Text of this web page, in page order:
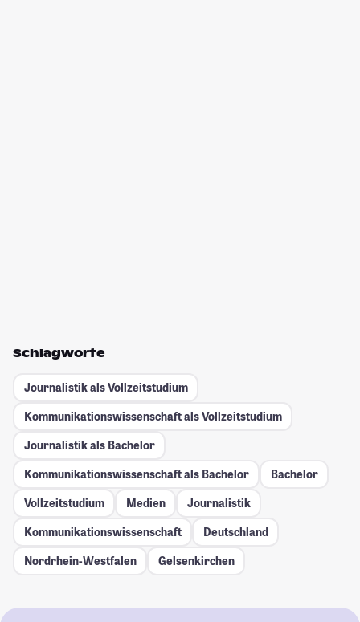
Schlagworte
Journalistik als Vollzeitstudium
Kommunikationswissenschaft als Vollzeitstudium
Journalistik als Bachelor
Kommunikationswissenschaft als Bachelor
Bachelor
Vollzeitstudium
Medien
Journalistik
Kommunikationswissenschaft
Deutschland
Nordrhein-Westfalen
Gelsenkirchen